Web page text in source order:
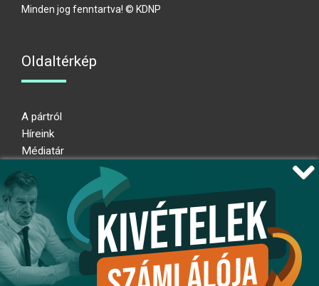
Minden jog fenntartva! © KDNP
Oldaltérkép
A pártról
Híreink
Médiatár
Adatkezelési nyilatkozat
Átláthatósági nyilatkozat
Ugrás az oldal tetejére
Kövessen minket!